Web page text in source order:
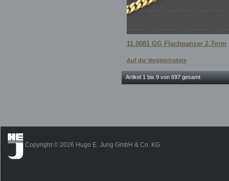
11.0081 GG Flachpanzer 2,7mm
Auf die Vergleichsliste
Artikel 1 bis 9 von 697 gesamt
Copyright © 2026 Hugo E. Jung GmbH & Co. KG